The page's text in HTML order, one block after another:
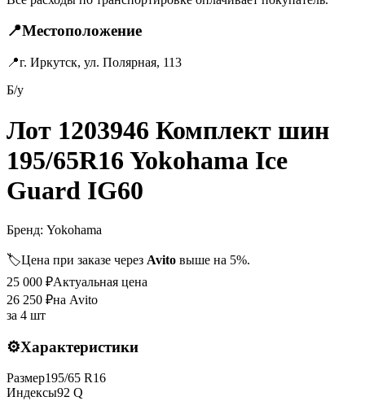
📍Местоположение
📍г. Иркутск, ул. Полярная, 113
Б/у
Лот 1203946 Комплект шин
195/65R16 Yokohama Ice
Guard IG60
Бренд: Yokohama
🏷️Цена при заказе через Avito выше на 5%.
25 000 ₽Актуальная цена
26 250 ₽на Avito
за 4 шт
⚙️Характеристики
Размер195/65 R16
Индексы92 Q